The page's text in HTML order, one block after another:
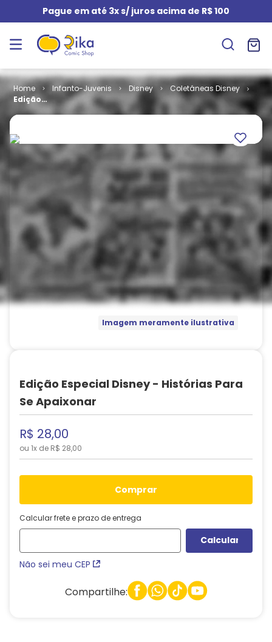
Pague em até 3x s/ juros acima de R$ 100
Infanto-Juvenis Disney
Coletâneas Disney
Edição
Especial
Histórias Para
Se Apaixonar
Imagem meramente ilustrativa
Edição Especial Disney - Histórias Para
Se Apaixonar
R$ 28,00
ou 1x de R$ 28,00
comprar
Calcular frete e prazo de entrega
Não sei meu CEP
Compartilhe: